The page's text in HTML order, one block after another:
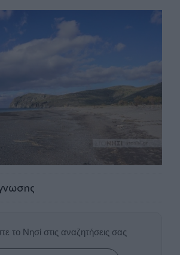
το Νησί στις αναζητήσεις σας